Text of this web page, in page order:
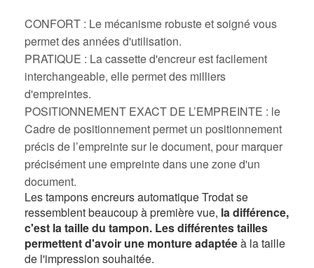
CONFORT : Le mécanisme robuste et soigné vous
permet des années d'utilisation.
PRATIQUE : La cassette d'encreur est facilement
interchangeable, elle permet des milliers
d'empreintes.
POSITIONNEMENT EXACT DE L’EMPREINTE : le
Cadre de positionnement permet un positionnement
précis de l’empreinte sur le document, pour marquer
précisément une empreinte dans une zone d'un
document.
Les tampons encreurs automatique Trodat se
ressemblent beaucoup à première vue, la différence,
c'est la taille du tampon. Les différentes tailles
permettent d'avoir une monture adaptéeà la taille
de l'impression souhaitée.